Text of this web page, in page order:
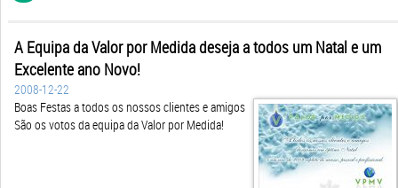
A Equipa da Valor por Medida deseja a todos um Natal e um
Excelente ano Novo!
2008-12-22
Boas Festas a todos os nossos clientes e amigos
São os votos da equipa da Valor por Medida!